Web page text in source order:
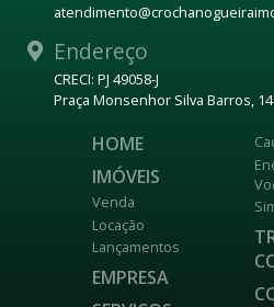
Endereço
CRECI: PJ 49058-J
Praça Monsenhor Silva Barros,
HOME
IMÓVEIS
Venda
Locação
Lançamentos
EMPRESA